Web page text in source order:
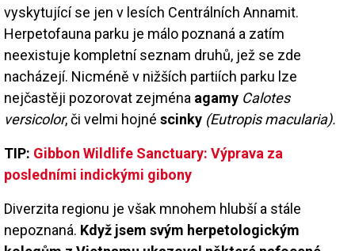
vyskytující se jen v lesích Centrálních Annamit.
Herpetofauna parku je málo poznaná a zatím
neexistuje kompletní seznam druhů, jež se zde
nacházejí. Nicméně v nižších partiích parku lze
nejčastěji pozorovat zejména agamy Calotes
versicolor, či velmi hojné scinky (Eutropis macularia).
TIP: Gibbon Wildlife Sanctuary: Výprava za
posledními indickými gibony
Diverzita regionu je však mnohem hlubší a stále
nepoznaná. Když jsem svým herpetologickým